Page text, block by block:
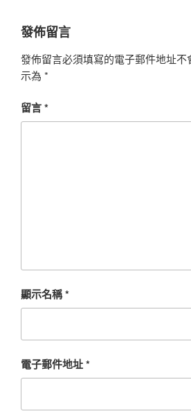
發佈留言
發佈留言必須填寫的電子郵件地址不
示為 *
留言*
顯示名稱*
電子郵件地址*